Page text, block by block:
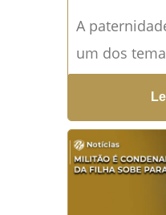
A
um dos
relevantes
Família
Imagine
o pai